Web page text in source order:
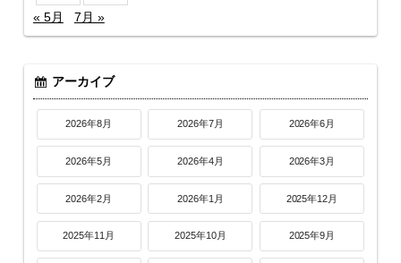
« 5月
7月 »
アーカイブ
2026年8月 2026年7月 2026年6月
2026年5月 2026年4月 2026年3月
2026年2月 2026年1月 2025年12月
2025年11月 2025年10月 2025年9月